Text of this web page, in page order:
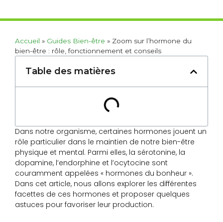
Accueil » Guides Bien-être » Zoom sur l’hormone du
bien-être : rôle, fonctionnement et conseils
Table des matières
Dans notre organisme, certaines hormones jouent un
rôle particulier dans le maintien de notre bien-être
physique et mental. Parmi elles, la sérotonine, la
dopamine, l’endorphine et l’ocytocine sont
couramment appelées « hormones du bonheur ».
Dans cet article, nous allons explorer les différentes
facettes de ces hormones et proposer quelques
astuces pour favoriser leur production.